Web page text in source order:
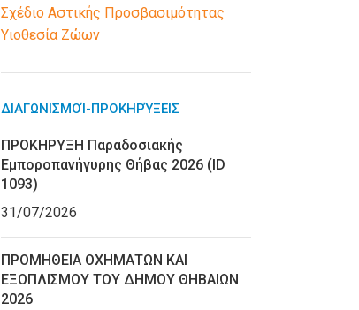
Σχέδιο Αστικής Προσβασιμότητας
Υιοθεσία Ζώων
ΔΙΑΓΩΝΙΣΜΟΊ-ΠΡΟΚΗΡΎΞΕΙΣ
ΠΡΟΚΗΡΥΞΗ Παραδοσιακής
Εμποροπανήγυρης Θήβας 2026 (ID
1093)
31/07/2026
ΠΡΟΜΗΘΕΙΑ ΟΧΗΜΑΤΩΝ ΚΑΙ
ΕΞΟΠΛΙΣΜΟΥ ΤΟΥ ΔΗΜΟΥ ΘΗΒΑΙΩΝ
2026